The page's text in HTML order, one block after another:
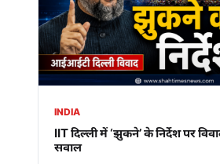
INDIA
IIT दिल्ली में ‘झुकने’ के निर्देश पर
सवाल